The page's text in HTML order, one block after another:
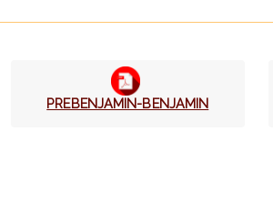
PREBENJAMIN-BENJAMIN